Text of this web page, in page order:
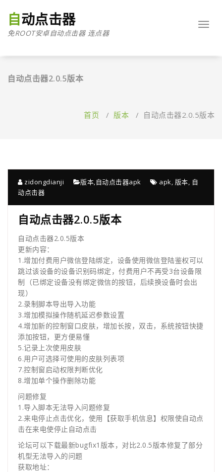
自动点击器
免ROOT安卓自动点击器 连点器
自动点击器2.0.5版本
首页 / 版本 / 自动点击器2.0.5版本
zidongdianji 版本,自动点击器apk apk, 版本, 自
动点击器
自动点击器2.0.5版本
自动点击器2.0.5版本
更新内容：
1.增加付费用户微信登陆绑定，设备使用微信登陆鉴权可以
跳过该设备的设备识别码绑定，付费用户不再受3台设备限
制（已绑定设备没有绑定微信的按钮，后续换设备时会出
现）
2.录制脚本导出导入功能
3.增加模拟操作随机延迟参数设置
4.增加新的控制窗口皮肤，增加长按，双击，系统按钮快捷
添加按钮，更方便易懂
5.记录上次使用皮肤
6.用户可选择可使用的皮肤列表项
7.控制窗启动权限判断优化
8.增加单个操作删除功能
问题修复
1.导入脚本无法导入问题修复
2.来电停止点击优化，使用【获取手机信息】权限使自动点
击在来电使停止自动点击
论坛可以下载最新bugfix1版本，对比2.0.5版本修复了部分
机型无法导入的问题
获取地址：